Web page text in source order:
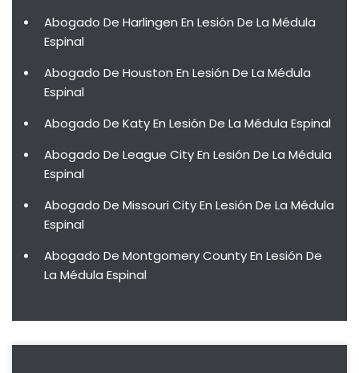
Abogado De Harlingen En Lesión De La Médula
Espinal
Abogado De Houston En Lesión De La Médula
Espinal
Abogado De Katy En Lesión De La Médula Espinal
Abogado De League City En Lesión De La Médula
Espinal
Abogado De Missouri City En Lesión De La Médula
Espinal
Abogado De Montgomery County En Lesión De
La Médula Espinal